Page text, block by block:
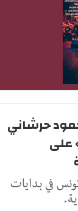
حرشاني
على
في بدايات